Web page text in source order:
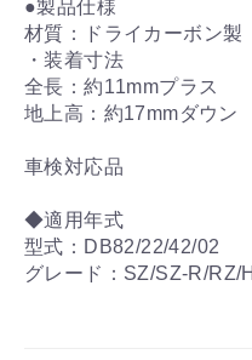
●製品仕様
材質：ドライカーボン製
・装着寸法
全長：約11mmプラス
地上高：約17mmダウン
車検対応品
◆適用年式
型式：DB82/22/42/02
グレード：SZ/SZ-R/RZ/